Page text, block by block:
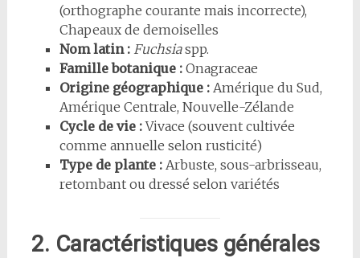
(orthographe courante mais incorrecte),
Chapeaux de demoiselles
Nom latin : Fuchsiaspp.
Famille botanique :Onagraceae
Origine géographique :Amérique du Sud,
Amérique Centrale, Nouvelle-Zélande
Cycle de vie :Vivace (souvent cultivée
comme annuelle selon rusticité)
Type de plante :Arbuste, sous-arbrisseau,
retombant ou dressé selon variétés
2. Caractéristiques générales